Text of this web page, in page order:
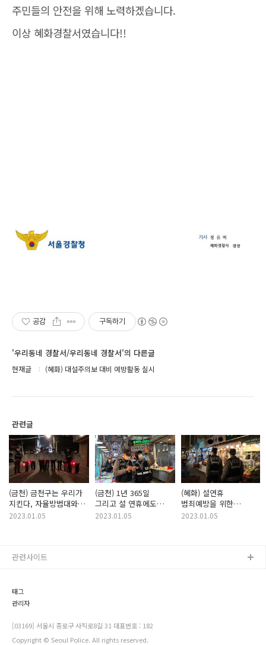
주민들의 안전을 위해 노력하겠습니다.
이상 혜화경찰서였습니다!!
공감 구독하기
'우리동네 경찰서/우리동네 경찰서'의 다른글
현재글 (혜화) 대설주의보 대비 예방활동 실시
관련글
(금천) 금천구는 우리가
지킨다, 자율방범대와
함께하는 합동 순찰
2023.01.05
(금천) 1년 365일
그리고 설 연휴에도
우리 동네 CHECK!
2023.01.05
(혜화) 설연휴
범죄예방을 위한
전통시장 순찰활동
2023.01.05
태그
관리자
[03169] 서울시 종로구 사직로8길 31 대표번호 : 182
Copyright © Seoul Police. All rights reserved.
관련사이트